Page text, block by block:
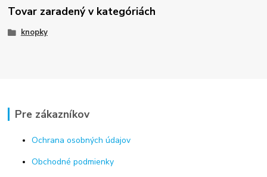
Tovar zaradený v kategóriách
knopky
Pre zákazníkov
Ochrana osobných údajov
Obchodné podmienky